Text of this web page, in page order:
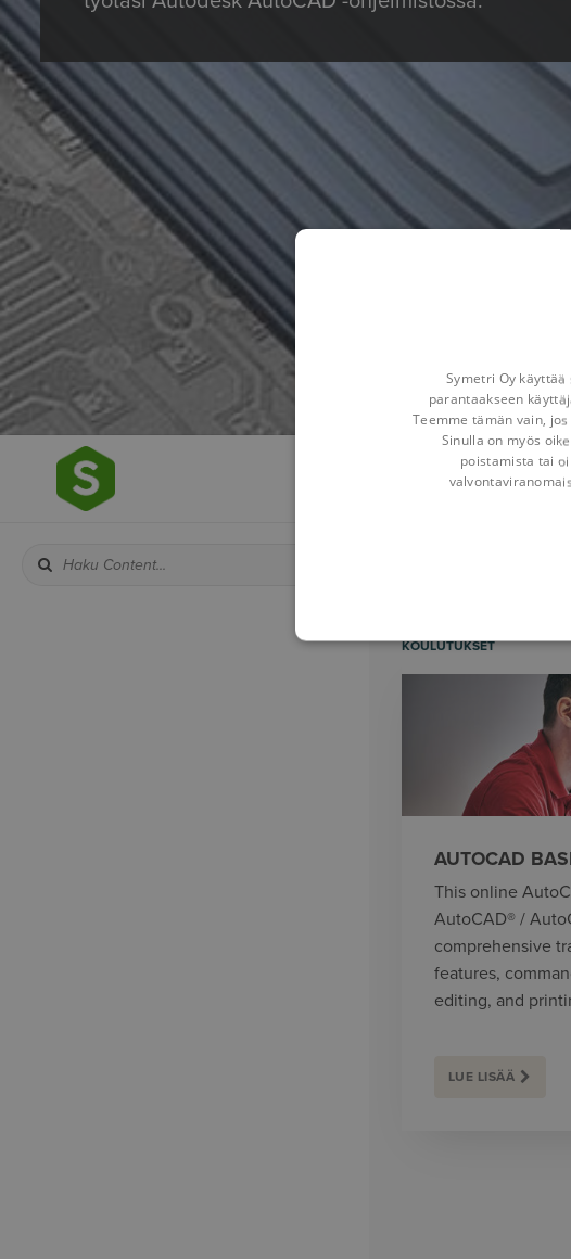
KOULUTUKSET
AUTOCAD
This online
AutoCAD® /
comprehensive
features,
editing, and
LUE LISÄÄ
Symetri Oy
parantaakseen
Teemme tämän vain,
Sinulla on myös
poistamista tai